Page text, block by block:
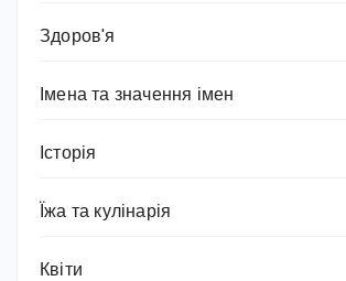
Здоров'я
Імена та значення імен
Історія
Їжа та кулінарія
Квіти